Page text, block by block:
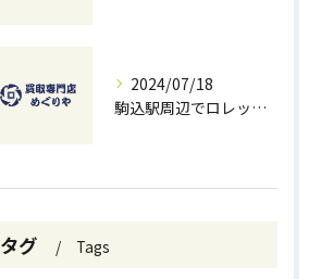
2024/07/18
駒込駅周辺でロレックスを高価買取する方法と無料査定のコツ
タグ Tags